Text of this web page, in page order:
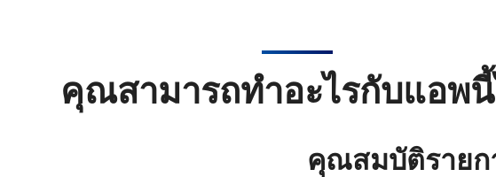
คุณสามารถทำอะไรกับแอพ
คุณสมบัติรายก